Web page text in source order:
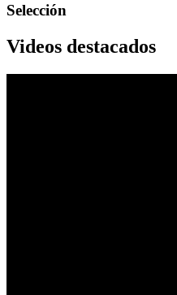
Selección
Videos destacados